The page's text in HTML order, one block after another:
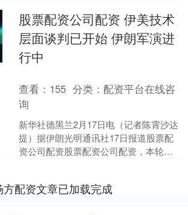
过分要求阻碍了共....
股票配资公司配资 伊美技术
层面谈判已开始 伊朗军演进
行中
查看： 155 分类：配资平台在线咨
询
新华社德黑兰2月17日电（记者陈霄沙达
提）据伊朗光明通讯社17日报道股票配
资公司配资股票配资公司配资，本轮伊
方配资文章已加载完成